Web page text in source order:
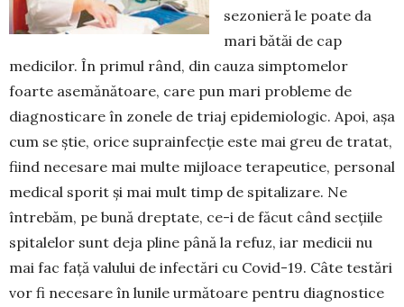
sezonieră le poate da
mari bătăi de cap
medicilor. În primul rând, din cauza simpto­melor
foarte asemănătoare, care pun mari probleme de
diagnosticare în zonele de triaj epidemiologic. Apoi, așa
cum se știe, orice suprainfecție este mai greu de tratat,
fiind necesare mai multe mijloace terapeutice, personal
medical sporit și mai mult timp de spitalizare. Ne
întrebăm, pe bună dreptate, ce-i de făcut când secțiile
spitalelor sunt deja pline până la refuz, iar medicii nu
mai fac față valului de infectări cu Covid-19. Câte testări
vor fi necesare în lunile următoare pentru diagnostice